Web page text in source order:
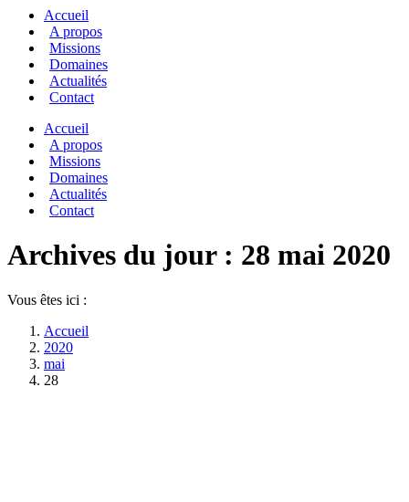
Accueil
A propos
Missions
Domaines
Actualités
Contact
Accueil
A propos
Missions
Domaines
Actualités
Contact
Archives du jour : 28 mai 2020
Vous êtes ici :
Accueil
2020
mai
28